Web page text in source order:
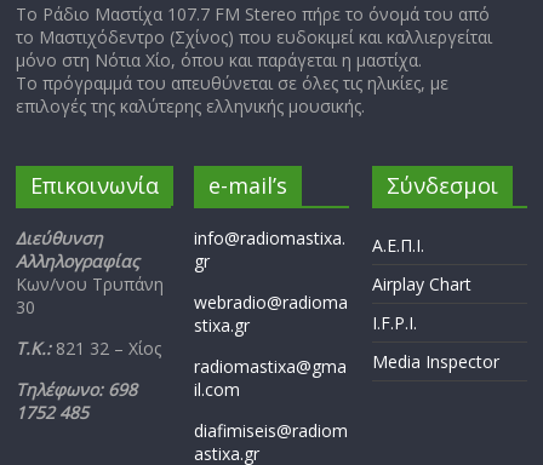
Το Ράδιο Μαστίχα 107.7 FM Stereo πήρε το όνομά του από
το Μαστιχόδεντρο (Σχίνος) που ευδοκιμεί και καλλιεργείται
μόνο στη Νότια Χίο, όπου και παράγεται η μαστίχα.
Το πρόγραμμά του απευθύνεται σε όλες τις ηλικίες, με
επιλογές της καλύτερης ελληνικής μουσικής.
Επικοινωνία
Διεύθυνση
Αλληλογραφίας
Κων/νου Τρυπάνη
30
Τ.Κ.: 821 32 – Χίος
Τηλέφωνο: 698
1752 485
e-mail’s
info@radiomastixa.
gr
webradio@radioma
stixa.gr
radiomastixa@gma
il.com
diafimiseis@radiom
astixa.gr
Σύνδεσμοι
Α.Ε.Π.Ι.
Airplay Chart
I.F.P.I.
Media Inspector